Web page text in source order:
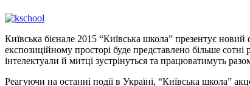
Київська бієнале 2015 “Київська школа” презентує
експозиційному просторі буде представлено більше
інтелектуали й митці зустрінуться та працюватимуть
Реагуючи на останні події в Україні, “Київська школа”